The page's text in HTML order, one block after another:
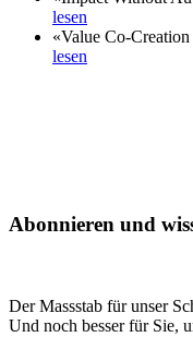
lesen
«Value Co-
lesen
Abonnieren und
Der Massstab für unser
Und noch besser für Sie,